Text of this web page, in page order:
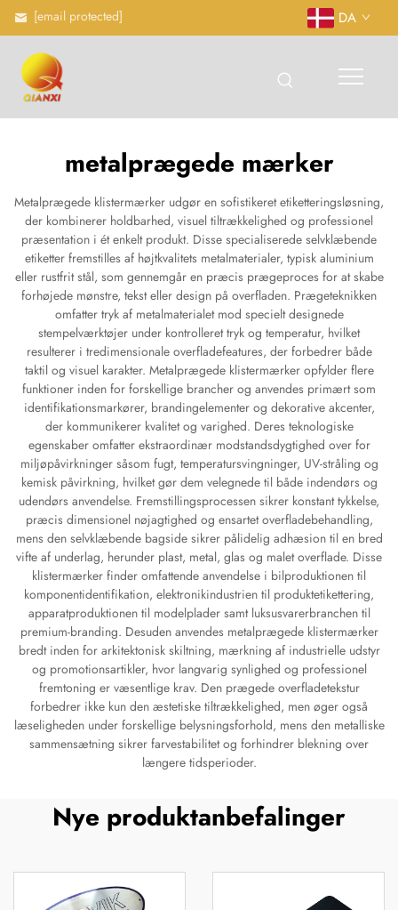
[email protected] DA
metalprægede mærker
Metalprægede klistermærker udgør en sofistikeret etiketteringsløsning,
der kombinerer holdbarhed, visuel tiltrækkelighed og professionel
præsentation i ét enkelt produkt. Disse specialiserede selvklæbende
etiketter fremstilles af højtkvalitets metalmaterialer, typisk aluminium
eller rustfrit stål, som gennemgår en præcis prægeproces for at skabe
forhøjede mønstre, tekst eller design på overfladen. Prægeteknikken
omfatter tryk af metalmaterialet mod specielt designede
stempelværktøjer under kontrolleret tryk og temperatur, hvilket
resulterer i tredimensionale overfladefeatures, der forbedrer både
taktil og visuel karakter. Metalprægede klistermærker opfylder flere
funktioner inden for forskellige brancher og anvendes primært som
identifikationsmarkører, brandingelementer og dekorative akcenter,
der kommunikerer kvalitet og varighed. Deres teknologiske
egenskaber omfatter ekstraordinær modstandsdygtighed over for
miljøpåvirkninger såsom fugt, temperatursvingninger, UV-stråling og
kemisk påvirkning, hvilket gør dem velegnede til både indendørs og
udendørs anvendelse. Fremstillingsprocessen sikrer konstant tykkelse,
præcis dimensionel nøjagtighed og ensartet overfladebehandling,
mens den selvklæbende bagside sikrer pålidelig adhæsion til en bred
vifte af underlag, herunder plast, metal, glas og malet overflade. Disse
klistermærker finder omfattende anvendelse i bilproduktionen til
komponentidentifikation, elektronikindustrien til produktetikettering,
apparatproduktionen til modelplader samt luksusvarerbranchen til
premium-branding. Desuden anvendes metalprægede klistermærker
bredt inden for arkitektonisk skiltning, mærkning af industrielle udstyr
og promotionsartikler, hvor langvarig synlighed og professionel
fremtoning er væsentlige krav. Den prægede overfladetekstur
forbedrer ikke kun den æstetiske tiltrækkelighed, men øger også
læseligheden under forskellige belysningsforhold, mens den metalliske
sammensætning sikrer farvestabilitet og forhindrer blekning over
længere tidsperioder.
Nye produktanbefalinger